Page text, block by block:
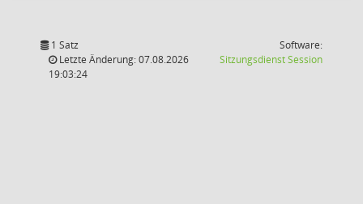
1 Satz
Letzte Änderung: 07.08.2026
19:03:24
Software:
SitzungsdienstSession(Wird in